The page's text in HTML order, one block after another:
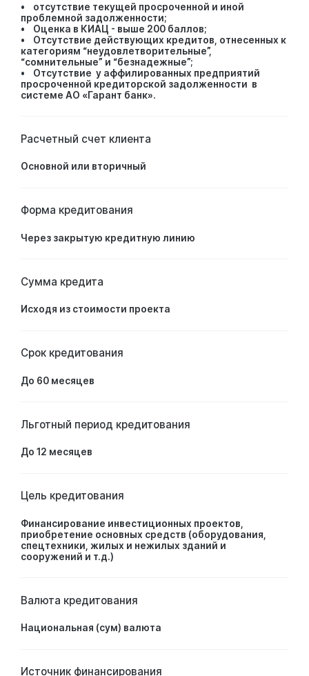
• отсутствие текущей просроченной и иной
проблемной задолженности;
• Оценка в КИАЦ - выше 200 баллов;
• Отсутствие действующих кредитов, отнесенных к
категориям “неудовлетворительные”,
“сомнительные” и “безнадежные”;
• Отсутствие у аффилированных предприятий
просроченной кредиторской задолженности в
системе АО «Гарант банк».
Расчетный счет клиента
Основной или вторичный
Форма кредитования
Через закрытую кредитную линию
Сумма кредита
Исходя из стоимости проекта
Срок кредитования
До 60 месяцев
Льготный период кредитования
До 12 месяцев
Цель кредитования
Финансирование инвестиционных проектов,
приобретение основных средств (оборудования,
спецтехники, жилых и нежилых зданий и
сооружений и т.д.)
Валюта кредитования
Национальная (сум) валюта
Источник финансирования